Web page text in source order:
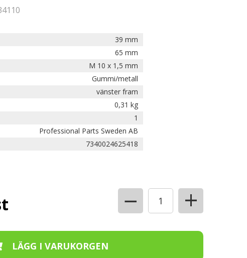
39 mm
65 mm
M 10 x 1,5 mm
Gummi/metall
vänster fram
0,31 kg
1
Professional Parts Sweden AB
7340024625418
− +